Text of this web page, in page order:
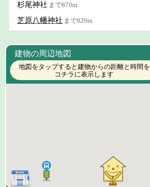
杉尾神社 まで870m
芝原八幡神社 まで920m
建物の周辺地図
地図をタップすると建物からの距離と時間を
コチラに表示します